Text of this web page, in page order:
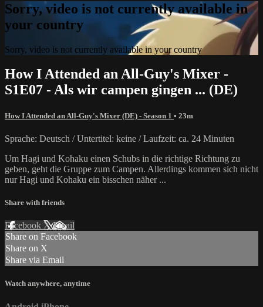
Sorry, video is not currently available in
your country
Sorry, video is not currently available in your country
How I Attended an All-Guy's Mixer -
S1E07 - Als wir campen gingen ... (DE)
How I Attended an All-Guy's Mixer (DE) - Season 1 • 23m
Sprache: Deutsch / Untertitel: keine / Laufzeit: ca. 24 Minuten
Um Hagi und Kohaku einen Schubs in die richtige Richtung zu
geben, geht die Gruppe zum Campen. Allerdings kommen sich nicht
nur Hagi und Kohaku ein bisschen näher ...
Share with friends
Facebook XEmail
Share on Facebook
Share on X
Share via Email
Watch anywhere, anytime